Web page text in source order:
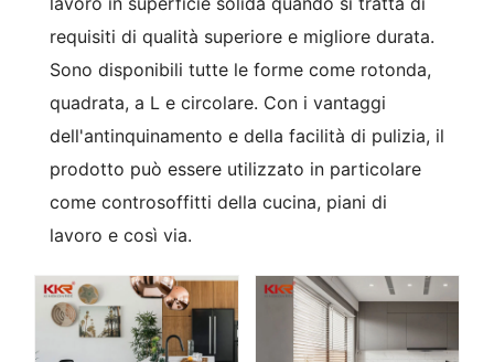
requisiti di qualità superiore e migliore durata.
Sono disponibili tutte le forme come rotonda,
quadrata, a L e circolare. Con i vantaggi
dell'antinquinamento e della facilità di pulizia, il
prodotto può essere utilizzato in particolare
come controsoffitti della cucina, piani di
lavoro e così via.